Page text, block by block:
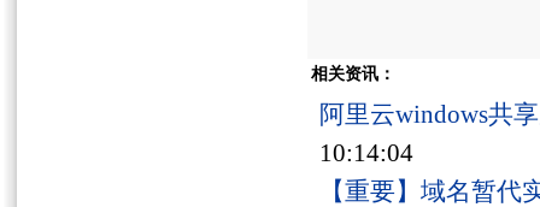
相关资讯：
阿里云windows共
10:14:04
【重要】域名暂代